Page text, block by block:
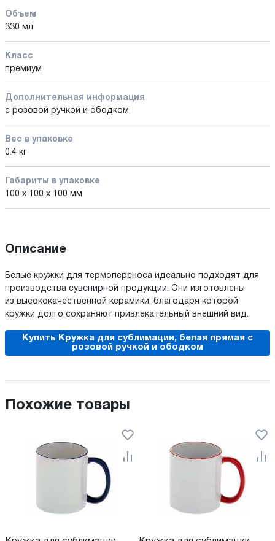
Объем
330 мл
Класс
премиум
Дополнительная информация
с розовой ручкой и ободком
Вес в упаковке
0.4 кг
Габариты в упаковке
100 x 100 x 100 мм
Описание
Белые кружки для термопереноса идеально подходят для
производства сувенирной продукции. Они изготовлены
из высококачественной керамики, благодаря которой
кружки долго сохраняют привлекательный внешний вид.
Купить Кружка для сублимации, белая прямая с
розовой ручкой и ободком
Похожие товары